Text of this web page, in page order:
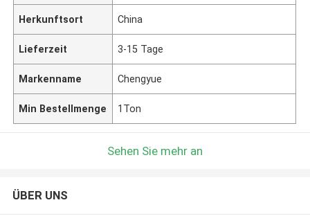
Herkunftsort China
Lieferzeit 3-15 Tage
Markenname Chengyue
Min Bestellmenge 1Ton
Sehen Sie mehr an
ÜBER UNS